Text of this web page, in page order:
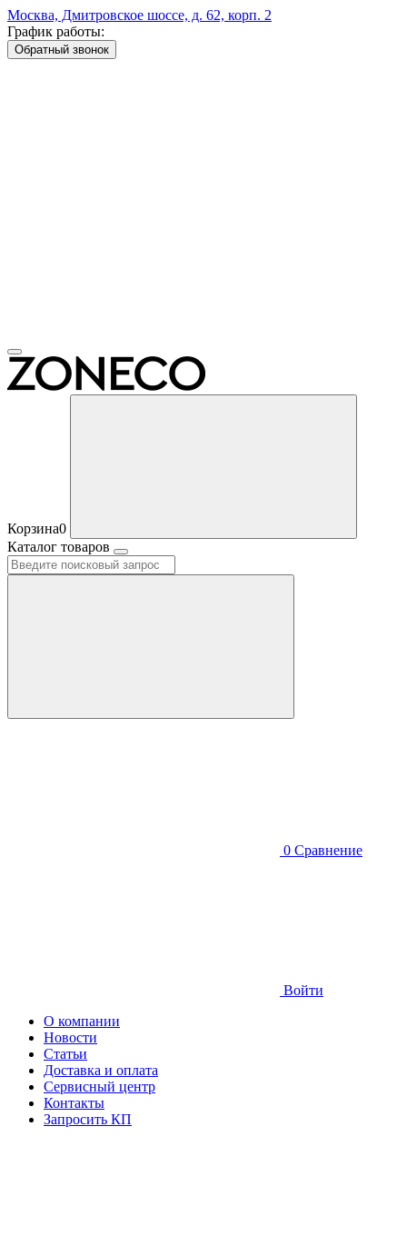
Москва, Дмитровское шоссе, д. 62, корп. 2
График работы:
Обратный звонок
Корзина0
Каталог товаров
0 Сравнение
Войти
О компании
Новости
Статьи
Доставка и оплата
Сервисный центр
Контакты
Запросить КП